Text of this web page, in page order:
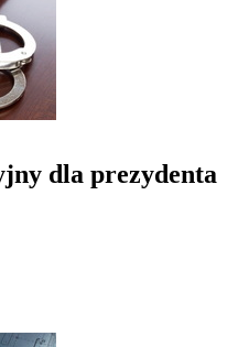
dla prezydenta